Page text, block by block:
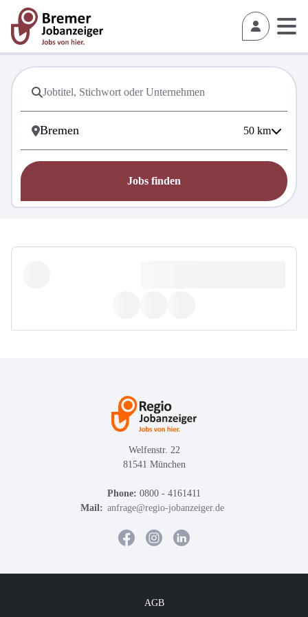
50 km
Jobs finden
Welfenstr. 22
81541 München
Phone: 0800 - 4161411
Mail: anfrage@regio-jobanzeiger.de
AGB